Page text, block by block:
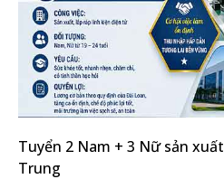
Tuyển 2 Nam + 3 Nữ sản
Trung